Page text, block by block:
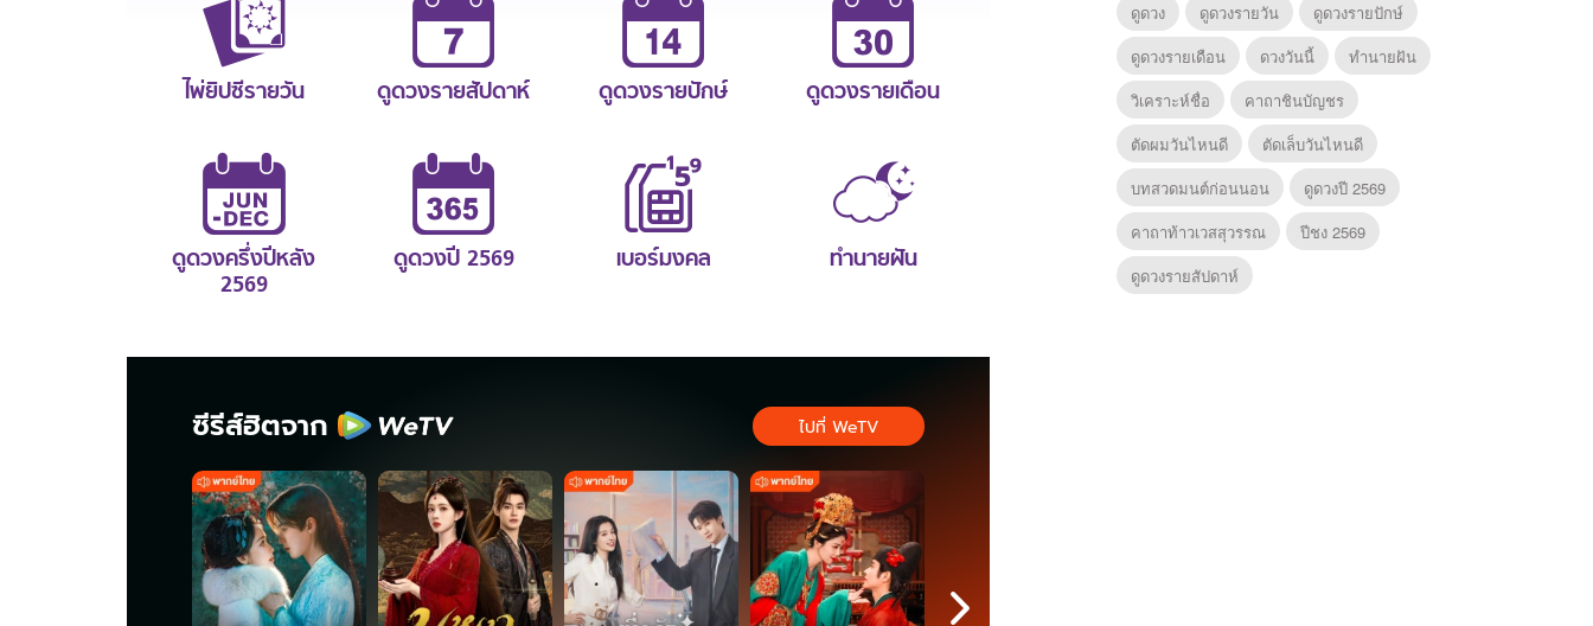
ไพ่ยิปซีรายวัน ดูดวงรายสัปดาห์ ดูดวงรายปักษ์ ดูดวงรายเดือน
ดูดวงครึ่งปีหลัง
2569
ดูดวงปี 2569 เบอร์มงคล ทำนายฝัน
ซีรีส์ฮิตจาก ไปที่ WeTV
ดูดวง ดูดวงรายวัน
ดูดวงรายปักษ์
ดูดวงรายเดือน
ดวงวันนี้
ทํานายฝัน
วิเคราะห์ชื่อ
คาถาชินบัญชร
ตัดผมวันไหนดี
ตัดเล็บวันไหนดี
บทสวดมนต์ก่อนนอน
ดูดวงปี 2569
คาถาท้าวเวสสุวรรณ
ปีชง 2569
ดูดวงรายสัปดาห์